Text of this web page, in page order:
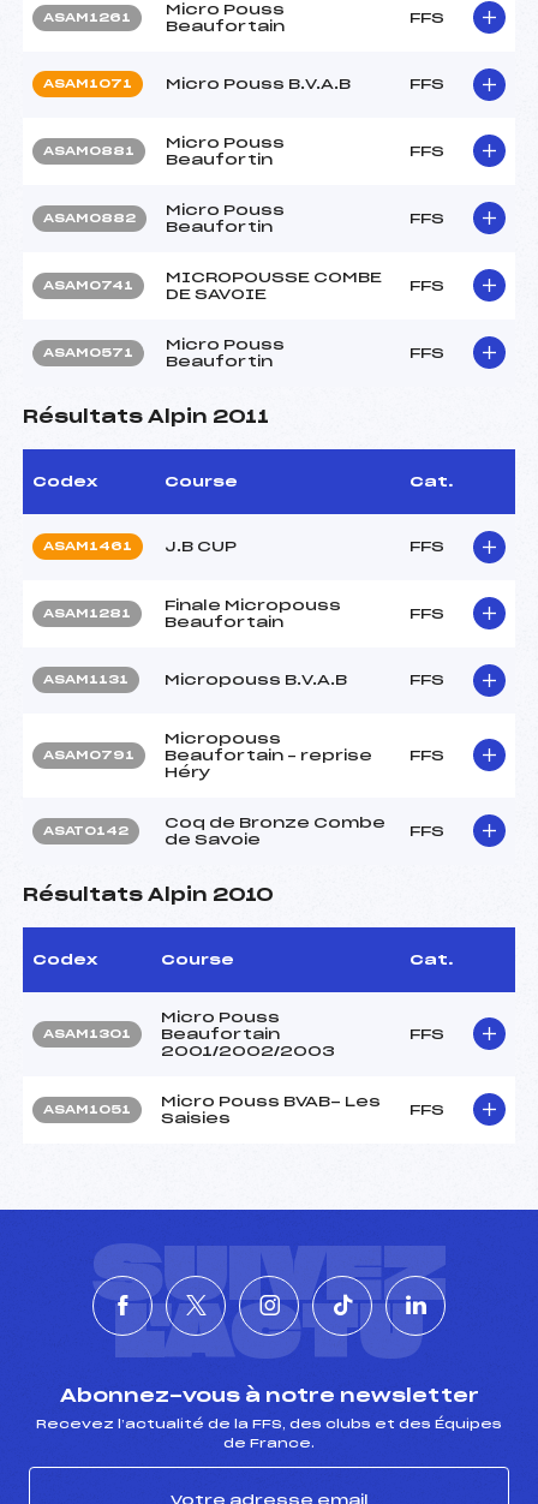
ASAM1261
Micro Pouss
Beaufortain
FFS
ASAM1071 Micro Pouss B.V.A.B FFS
ASAM0881
Micro Pouss
Beaufortin
FFS
ASAM0882
Micro Pouss
Beaufortin
FFS
ASAM0741
MICROPOUSSE COMBE
DE SAVOIE
FFS
ASAM0571
Micro Pouss
Beaufortin
FFS
Résultats Alpin 2011
Codex Course Cat.
ASAM1461 J.B CUP FFS
ASAM1281
Finale Micropouss
Beaufortain
FFS
ASAM1131 Micropouss B.V.A.B FFS
ASAM0791
Micropouss
Beaufortain – reprise
Héry
FFS
ASAT0142
Coq de Bronze Combe
de Savoie
FFS
Résultats Alpin 2010
Codex Course Cat.
ASAM1301
Micro Pouss
Beaufortain
2001/2002/2003
FFS
ASAM1051
Micro Pouss BVAB- Les
Saisies
FFS
SUIVEZ
L'ACTU
Abonnez-vous à notre newsletter
Recevez l’actualité de la FFS, des clubs et des Équipes
de France.